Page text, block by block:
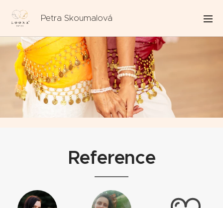
Petra Skoumalová
Reference